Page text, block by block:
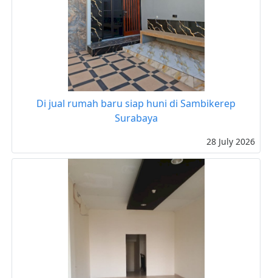
Di jual rumah baru siap huni di Sambikerep
Surabaya
28 July 2026